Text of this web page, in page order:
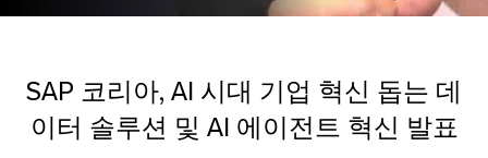
SAP 코리아, AI 시대 기업 혁신 돕는 데
이터 솔루션 및 AI 에이전트 혁신 발표